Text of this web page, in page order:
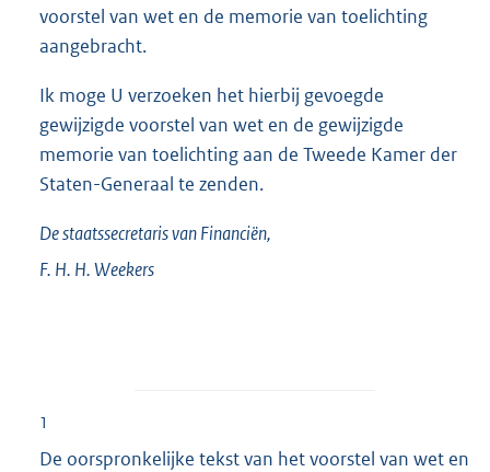
voorstel van wet en de memorie van toelichting
aangebracht.
Ik moge U verzoeken het hierbij gevoegde
gewijzigde voorstel van wet en de gewijzigde
memorie van toelichting aan de Tweede Kamer der
Staten-Generaal te zenden.
De staatssecretaris van Financiën,
F. H. H.Weekers
1
De oorspronkelijke tekst van het voorstel van wet en